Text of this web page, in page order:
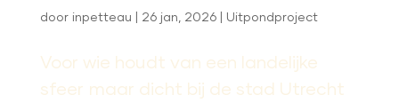
door inpetteau | 26 jan, 2026| Uitpondproject
Voor wie houdt van een landelijke
sfeer maar dicht bij de stad Utrecht